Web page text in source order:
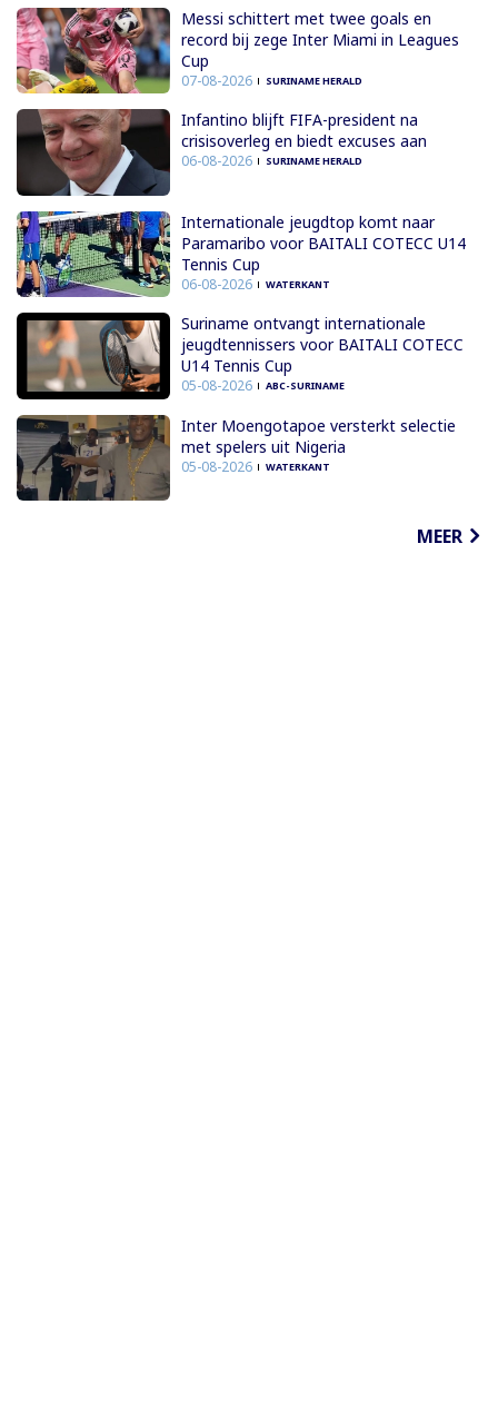
Messi schittert met twee goals en
record bij zege Inter Miami in Leagues
Cup
07-08-2026 SURINAME HERALD
Infantino blijft FIFA-president na
crisisoverleg en biedt excuses aan
06-08-2026 SURINAME HERALD
Internationale jeugdtop komt naar
Paramaribo voor BAITALI COTECC U14
Tennis Cup
06-08-2026 WATERKANT
Suriname ontvangt internationale
jeugdtennissers voor BAITALI COTECC
U14 Tennis Cup
05-08-2026 ABC-SURINAME
Inter Moengotapoe versterkt selectie
met spelers uit Nigeria
05-08-2026 WATERKANT
MEER